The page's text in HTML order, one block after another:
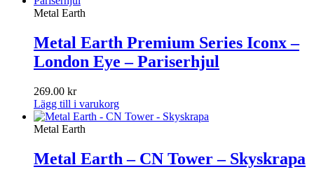
Metal Earth
Metal Earth Premium Series Iconx –
London Eye – Pariserhjul
269.00 kr
Lägg till i varukorg
Metal Earth
Metal Earth – CN Tower – Skyskrapa